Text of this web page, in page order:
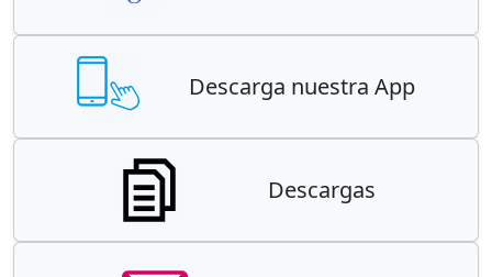
Descarga nuestra App
Descargas